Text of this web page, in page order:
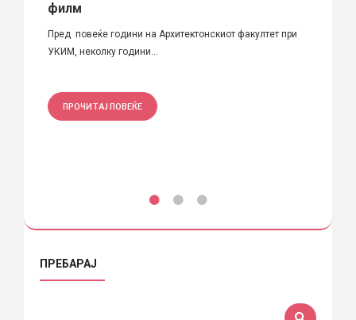
филм
Пред повеќе години на Архитектонскиот факултет при
УКИМ, неколку години...
ПРОЧИТАЈ ПОВЕЌЕ
ПРЕБАРАЈ